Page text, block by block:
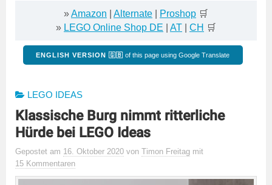
»Amazon Alternate Proshop 🛒
» LEGO Online Shop DE AT CH 🛒
ENGLISH VERSION 🇬🇧 of this page using Google Translate
LEGO IDEAS
Klassische Burg nimmt ritterliche
Hürde bei LEGO Ideas
Gepostet am 16. Oktober 2020 von Timon Freitag mit
15 Kommentaren